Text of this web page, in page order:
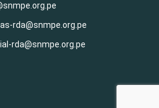
rda@snmpe.org.pe
rda@snmpe.org.pe